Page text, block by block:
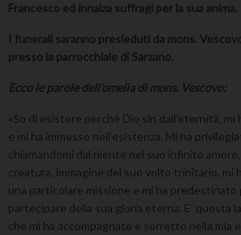
Francesco ed innalza suffragi per la sua anima.
I funerali saranno presieduti da mons.
presso la parrocchiale di Sarzano.
Ecco le parole dell’omelia di mons. Vescovo:
«So di esistere perché Dio sin dall’eternità, mi
e mi ha immesso nell’esistenza. Mi ha
chiamandomi dal niente nel suo infinito
creatura, immagine del suo volto trinitario, mi
una particolare missione e mi ha predestinato
partecipare della sua gloria eterna. E’ questa
che mi ha accompagnato e sorretto nella mia